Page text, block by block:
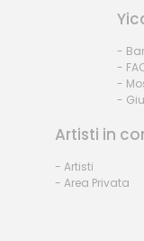
-
-
-
-
Artisti in
- Artisti
- Area Privata